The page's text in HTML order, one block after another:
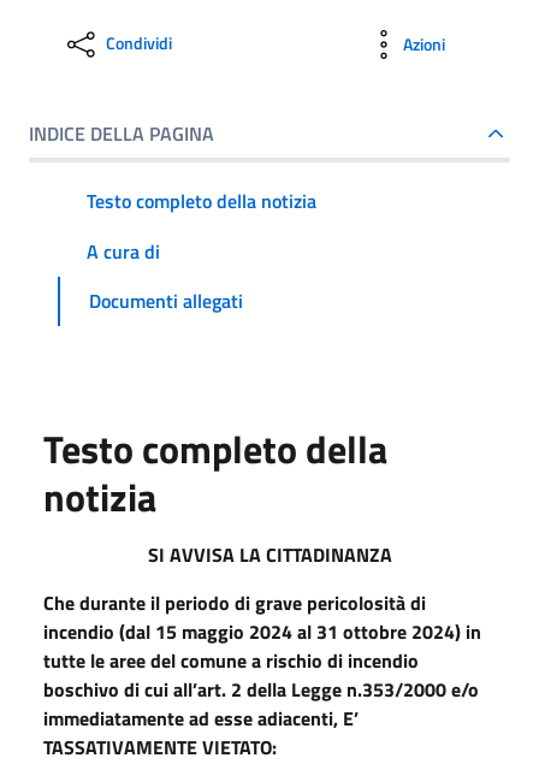
Condividi Azioni
INDICE DELLA PAGINA
Testo completo della notizia
A cura di
Documenti allegati
Testo completo della
notizia
SI AVVISA LA CITTADINANZA
Che durante il periodo di grave pericolosità di
incendio (dal 15 maggio 2024 al 31 ottobre 2024) in
tutte le aree del comune a rischio di incendio
boschivo di cui all’art. 2 della Legge n.353/2000 e/o
immediatamente ad esse adiacenti, E’
TASSATIVAMENTE VIETATO: